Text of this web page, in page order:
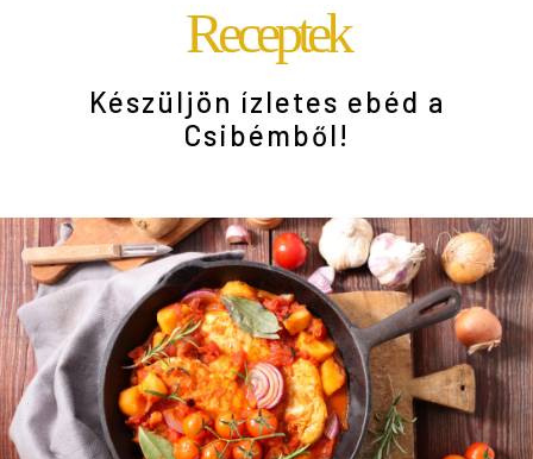
Receptek
Készüljön ízletes ebéd a
Csibémből!